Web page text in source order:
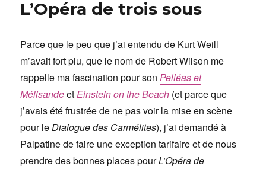
L’Opéra de trois sous
Parce que le peu que j’ai entendu de Kurt Weill
m’avait fort plu, que le nom de Robert Wilson me
rappelle ma fascination pour sonPelléas et
MélisandeetEinstein on the Beach (et parce que
j’avais été frustrée de ne pas voir la mise en scène
pour leDialogue des Carmélites), j’ai demandé à
Palpatine de faire une exception tarifaire et de nous
prendre des bonnes places pourL’Opéra de